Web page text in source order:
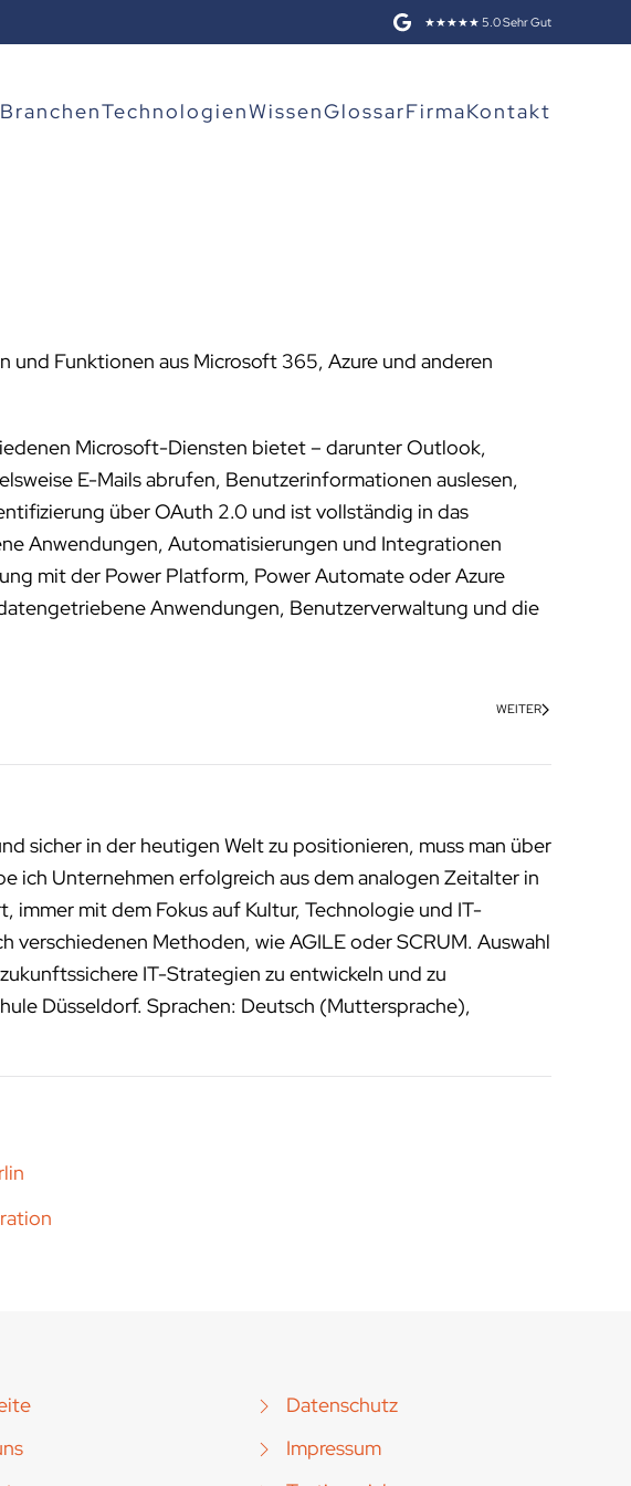
★★★★★ 5.0 Sehr Gut
BranchenTechnologienWissenGlossarFirmaKontakt
Funktionen aus Microsoft 365, Azure und anderen
Microsoft-Diensten bietet – darunter Outlook,
E-Mails abrufen, Benutzerinformationen auslesen,
über OAuth 2.0 und ist vollständig in das
Anwendungen, Automatisierungen und Integrationen
mit der Power Platform, Power Automate oder Azure
Anwendungen, Benutzerverwaltung und die
WEITER
sicher in der heutigen Welt zu positionieren, muss man über
ich Unternehmen erfolgreich aus dem analogen Zeitalter in
mit dem Fokus auf Kultur, Technologie und IT-
Methoden, wie AGILE oder SCRUM. Auswahl
IT-Strategien zu entwickeln und zu
Düsseldorf. Sprachen: Deutsch (Muttersprache),
Datenschutz
Impressum